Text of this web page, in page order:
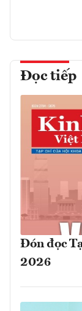
Đọc tiếp
Đón đọc
2026